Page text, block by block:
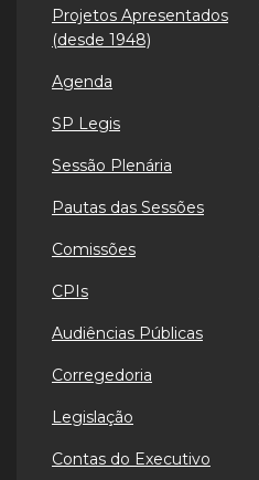
Projetos Apresentados
(desde 1948)
Agenda
SP Legis
Sessão Plenária
Pautas das Sessões
Comissões
CPIs
Audiências Públicas
Corregedoria
Legislação
Contas do Executivo